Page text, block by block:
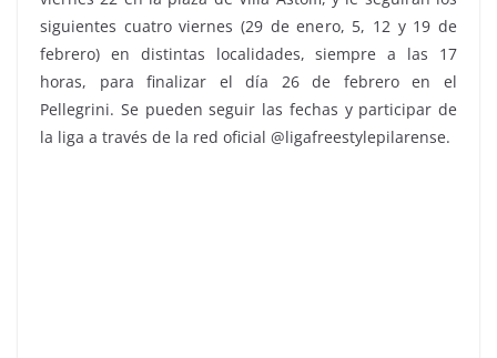
siguientes cuatro viernes (29 de enero, 5, 12 y 19 de
febrero) en distintas localidades, siempre a las 17
horas, para finalizar el día 26 de febrero en el
Pellegrini. Se pueden seguir las fechas y participar de
la liga a través de la red oficial @ligafreestylepilarense.